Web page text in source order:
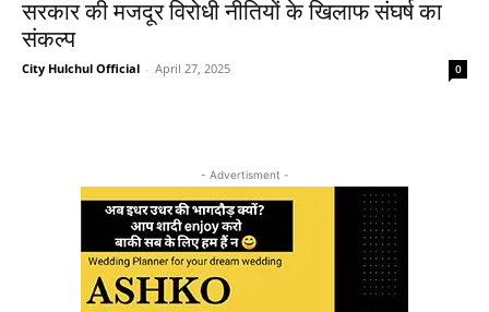
सरकार की मजदूर विरोधी नीतियों के खिलाफ संघर्ष का
संकल्प
City Hulchul Official - April 27, 2025 0
- Advertisment -